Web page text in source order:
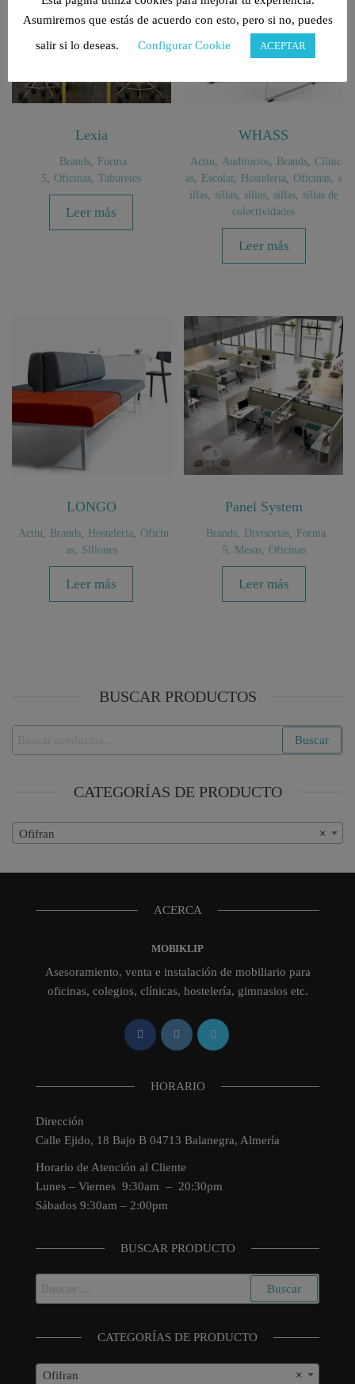
Lexia
Brands
Forma
5
Oficinas Taburetes
Leer más
WHASS
Actiu Auditorios, Brands, Clínic
as
Escolar, Hosteleria Oficinas
s
illas, sillas, sillas, sillas, sillas de
colectividades
Leer más
LONGO
Actiu, Brands, Hosteleria, Oficin
as, Sillones
Leer más
Panel System
Brands, Divisorias,
Forma
5, Mesas, Oficinas
Leer más
BUSCAR PRODUCTOS
por:
Buscar
CATEGORÍAS DE PRODUCTO
×
Ofifran
ACERCA
MOBIKLIP
Asesoramiento, venta e instalación de mobiliario para
oficinas, colegios, clínicas, hostelería, gimnasios etc.
HORARIO
Dirección
Calle Ejido, 18 Bajo B 04713 Balanegra, Almería
Horario de Atención al Cliente
Lunes – Viernes 9:30am – 20:30pm
Sábados 9:30am – 2:00pm
BUSCAR PRODUCTO
CATEGORÍAS DE PRODUCTO
×
Ofifran
Asumiremos que estás de acuerdo con esto, pero si no, puedes
salir si lo deseas.
Configurar Cookie ACEPTAR